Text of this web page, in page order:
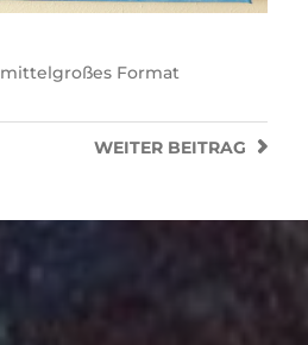
mittelgroßes Format
WEITER BEITRAG